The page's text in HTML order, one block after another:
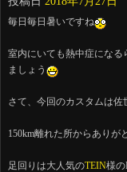
毎日毎日暑いですね
室内にいても熱中症になる
ましょう
さて、今回のカスタムは
150km離れた所からありが
足回りは大人気のTEIN様